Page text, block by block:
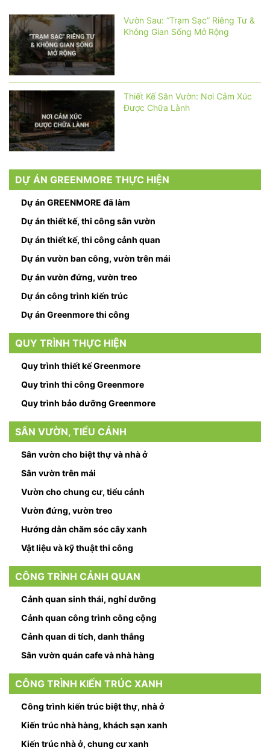
Vườn Sau: “Trạm Sạc” Riêng Tư &
Không Gian Sống Mở Rộng
Thiết Kế Sân Vườn: Nơi Cảm Xúc
Được Chữa Lành
DỰ ÁN GREENMORE THỰC HIỆN
Dự án GREENMORE đã làm
Dự án thiết kế, thi công sân vườn
Dự án thiết kế, thi công cảnh quan
Dự án vườn ban công, vườn trên mái
Dự án vườn đứng, vườn treo
Dự án công trình kiến trúc
Dự án Greenmore thi công
QUY TRÌNH THỰC HIỆN
Quy trình thiết kế Greenmore
Quy trình thi công Greenmore
Quy trình bảo dưỡng Greenmore
SÂN VƯỜN, TIỂU CẢNH
Sân vườn cho biệt thự và nhà ở
Sân vườn trên mái
Vườn cho chung cư, tiểu cảnh
Vườn đứng, vườn treo
Hướng dẫn chăm sóc cây xanh
Vật liệu và kỹ thuật thi công
CÔNG TRÌNH CẢNH QUAN
Cảnh quan sinh thái, nghỉ dưỡng
Cảnh quan công trình công cộng
Cảnh quan di tích, danh thắng
Sân vườn quán cafe và nhà hàng
CÔNG TRÌNH KIẾN TRÚC XANH
Công trình kiến trúc biệt thự, nhà ở
Kiến trúc nhà hàng, khách sạn xanh
Kiến trúc nhà ở, chung cư xanh